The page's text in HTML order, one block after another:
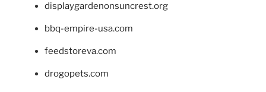
displaygardenonsuncrest.org
bbq-empire-usa.com
feedstoreva.com
drogopets.com